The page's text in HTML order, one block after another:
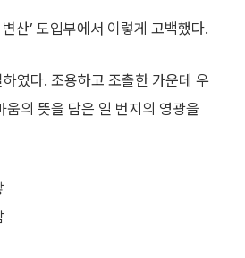
산’ 도입부에서 이렇게 고백했다.
였다. 조용하고 조촐한 가운데 우
의 뜻을 담은 일 번지의 영광을